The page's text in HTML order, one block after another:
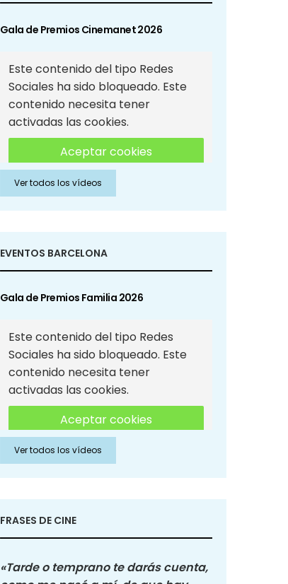
Gala de Premios Cinemanet 2026
Este contenido del tipo Redes
Sociales ha sido bloqueado. Este
contenido necesita tener
activadas las cookies.
Aceptar cookies
Aceptar cookies de Redes
Sociales
Ver todos los vídeos
EVENTOS BARCELONA
Gala de Premios Familia 2026
Este contenido del tipo Redes
Sociales ha sido bloqueado. Este
contenido necesita tener
activadas las cookies.
Aceptar cookies
Aceptar cookies de Redes
Sociales
Ver todos los vídeos
FRASES DE CINE
«Tarde o temprano te darás cuenta,